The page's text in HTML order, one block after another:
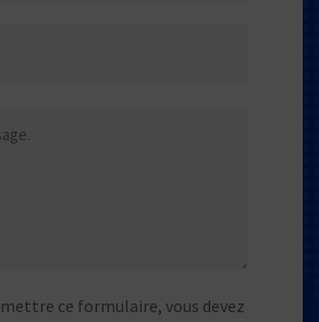
ce formulaire, vous devez